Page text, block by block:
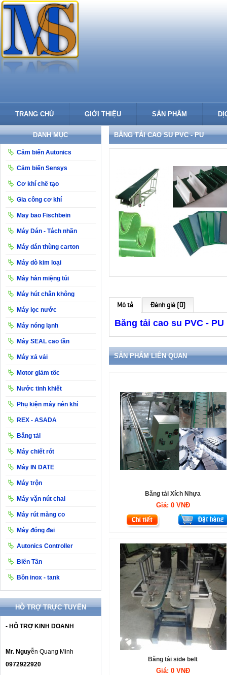
TRANG CHỦ GIỚI THIỆU SẢN PHẨM
DANH MỤC
Cảm biến Autonics
Cảm biến Sensys
Cơ khí chế tạo
Gia công cơ khí
May bao Fischbein
Máy Dán - Tách nhãn
Máy dán thùng carton
Máy dò kim loại
Máy hàn miệng túi
Máy hút chân không
Máy lọc nước
Máy nóng lạnh
Máy SEAL cao tần
Máy xả vải
Motor giảm tốc
Nước tinh khiết
Phụ kiện máy nén khí
REX - ASADA
Băng tải
Máy chiết rót
Máy IN DATE
Máy trộn
Máy vặn nút chai
Máy rút màng co
Máy đóng đai
Autonics Controller
Biến Tần
Bồn inox - tank
HỖ TRỢ TRỰC TUYẾN
- HỖ TRỢ KINH DOANH
Mr. Nguyễn Quang Minh
0972922920
BĂNG TẢI CAO SU PVC - PU
Mô tả Đánh giá (0)
Băng tải cao su PVC - PU
SẢN PHẨM LIÊN QUAN
Băng tải Xích Nhựa
Giá: 0 VNĐ
Băng tải side belt
Giá: 0 VNĐ